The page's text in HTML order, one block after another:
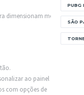
PUBG
SÃO
dimensionam melhor
ao painel de
com opções de